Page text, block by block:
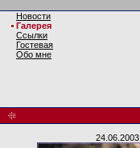
Новости
Галерея
Ссылки
Гостевая
Обо мне
24.06.2003.